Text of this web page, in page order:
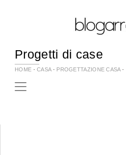
Progetti di case
HOME -CASA- PROGETTAZIONE CASA -